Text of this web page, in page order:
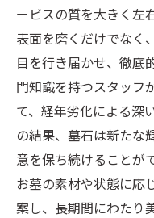
ービスの質を大きく左
表面を磨くだけでなく
目を行き届かせ、徹底
門知識を持つスタッフ
て、経年劣化による深
の結果、墓石は新たな
意を保ち続けることが
お墓の素材や状態に応
案し、長期間にわたり